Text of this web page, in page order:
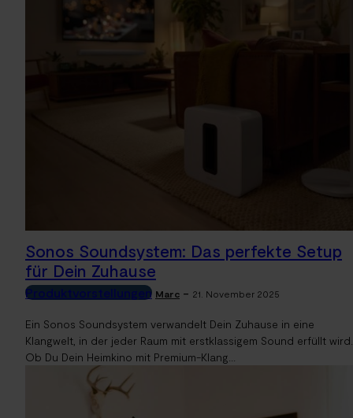
Sonos Soundsystem: Das perfekte Setup
für Dein Zuhause
Produktvorstellungen Marc - 21. November 2025
Ein Sonos Soundsystem verwandelt Dein Zuhause in eine
Klangwelt, in der jeder Raum mit erstklassigem Sound erfüllt wird.
Ob Du Dein Heimkino mit Premium-Klang...